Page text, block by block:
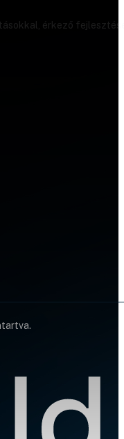
érkező